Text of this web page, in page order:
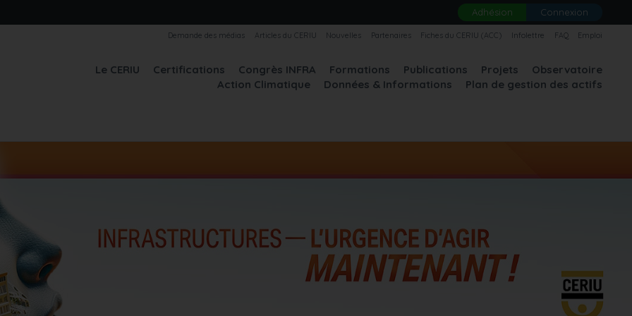
Adhésion Connexion
Demande des médias Articles du CERIU Nouvelles Partenaires Fiches du CERIU (ACC) Infolettre FAQ Emploi
Le CERIU Certifications Congrès INFRA Formations Publications Projets
Observatoire
Action Climatique
Données & Informations Plan de gestion des actifs